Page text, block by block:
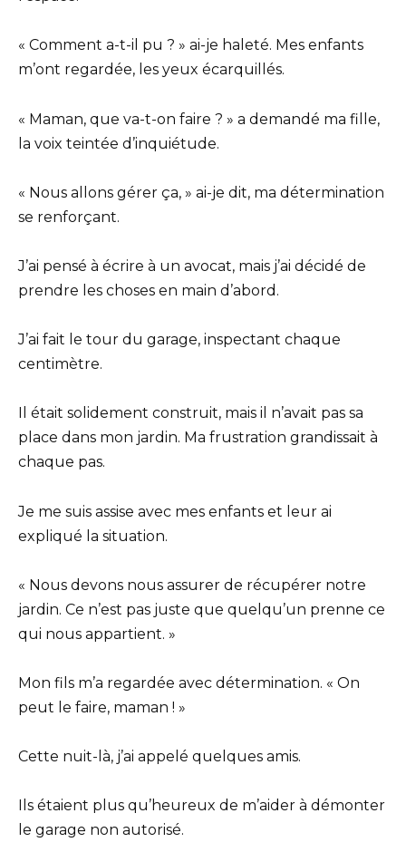
« Comment a-t-il pu ? » ai-je haleté. Mes enfants
m’ont regardée, les yeux écarquillés.
« Maman, que va-t-on faire ? » a demandé ma fille,
la voix teintée d’inquiétude.
« Nous allons gérer ça, » ai-je dit, ma détermination
se renforçant.
J’ai pensé à écrire à un avocat, mais j’ai décidé de
prendre les choses en main d’abord.
J’ai fait le tour du garage, inspectant chaque
centimètre.
Il était solidement construit, mais il n’avait pas sa
place dans mon jardin. Ma frustration grandissait à
chaque pas.
Je me suis assise avec mes enfants et leur ai
expliqué la situation.
« Nous devons nous assurer de récupérer notre
jardin. Ce n’est pas juste que quelqu’un prenne ce
qui nous appartient. »
Mon fils m’a regardée avec détermination. « On
peut le faire, maman ! »
Cette nuit-là, j’ai appelé quelques amis.
Ils étaient plus qu’heureux de m’aider à démonter
le garage non autorisé.